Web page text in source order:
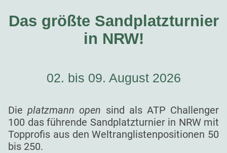
Das größte Sandplatzturnier
in NRW!
02. bis 09. August 2026
Dieplatzmann open sind als ATP Challenger
100 das führende Sandplatzturnier in NRW mit
Topprofis aus den Weltranglistenpositionen 50
bis 250.